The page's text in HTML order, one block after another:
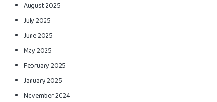
August 2025
July 2025
June 2025
May 2025
February 2025
January 2025
November 2024